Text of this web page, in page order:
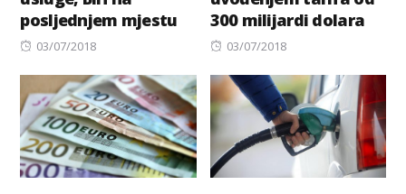
posljednjem mjestu
Posted
03/07/2018
300 milijardi dolara
Posted
03/07/2018